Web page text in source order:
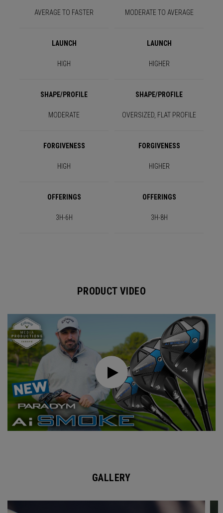
AVERAGE TO FASTER MODERATE TO AVERAGE
LAUNCH LAUNCH
HIGH HIGHER
SHAPE/PROFILE SHAPE/PROFILE
MODERATE OVERSIZED, FLAT PROFILE
FORGIVENESS FORGIVENESS
HIGH HIGHER
OFFERINGS OFFERINGS
3H-6H 3H-8H
PRODUCT VIDEO
GALLERY